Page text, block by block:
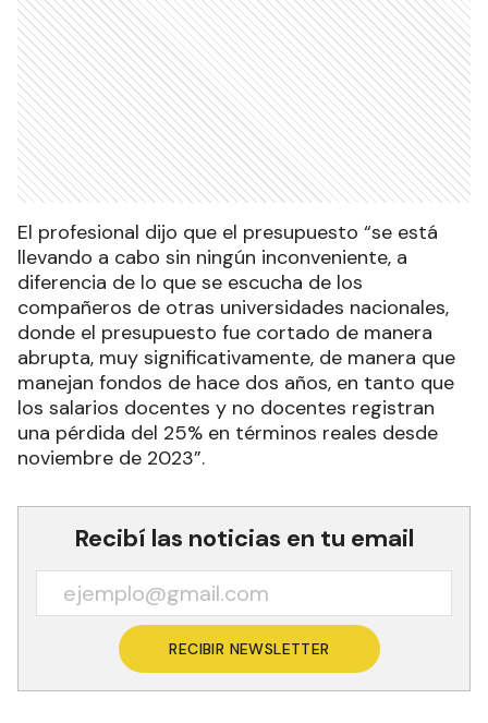
El profesional dijo que el presupuesto “se está
llevando a cabo sin ningún inconveniente, a
diferencia de lo que se escucha de los
compañeros de otras universidades nacionales,
donde el presupuesto fue cortado de manera
abrupta, muy significativamente, de manera que
manejan fondos de hace dos años, en tanto que
los salarios docentes y no docentes registran
una pérdida del 25% en términos reales desde
noviembre de 2023”.
Recibí las noticias en tu email
RECIBIR NEWSLETTER